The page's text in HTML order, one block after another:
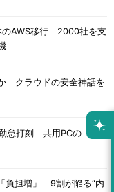
のAWS移行 2000社を支
クラウドの安全神話を
怠打刻 共用PCの「パ
負担増」 9割が陥る“内